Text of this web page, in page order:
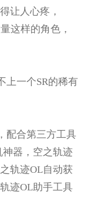
让人心疼，
这样的角色，
上一个SR的稀有
配合第三方工具
器，空之轨迹
轨迹OL自动获
迹OL助手工具